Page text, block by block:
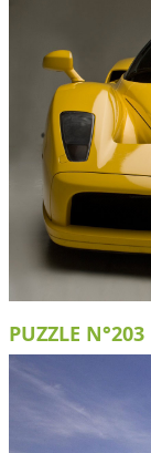
PUZZLE N°203